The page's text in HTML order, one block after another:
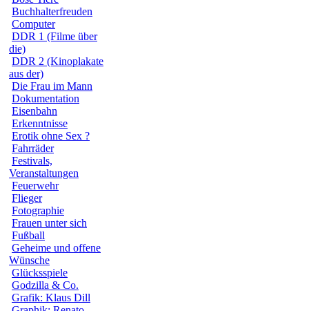
Buchhalterfreuden
Computer
DDR 1 (Filme über
die)
DDR 2 (Kinoplakate
aus der)
Die Frau im Mann
Dokumentation
Eisenbahn
Erkenntnisse
Erotik ohne Sex ?
Fahrräder
Festivals,
Veranstaltungen
Feuerwehr
Flieger
Fotographie
Frauen unter sich
Fußball
Geheime und offene
Wünsche
Glücksspiele
Godzilla & Co.
Grafik: Klaus Dill